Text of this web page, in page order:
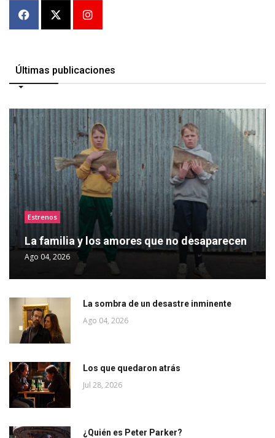
Últimas publicaciones
Estrenos
La familia y los amores que no desaparecen
Ago 04, 2026
La sombra de un desastre inminente
Ago 04, 2026
Los que quedaron atrás
Jul 28, 2026
¿Quién es Peter Parker?